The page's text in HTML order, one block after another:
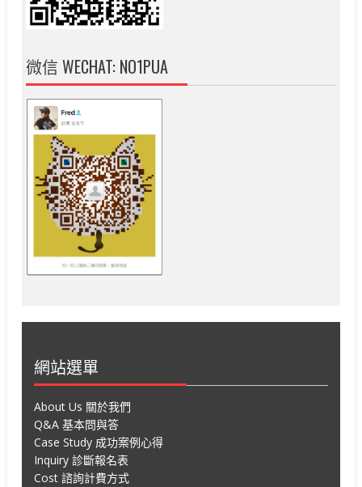
微信 WECHAT: NO1PUA
網站選單
About Us 關於我們
Q&A 基本問與答
Case Study 成功案例心得
Inquiry 診斷報名表
Cost 諮詢計費方式